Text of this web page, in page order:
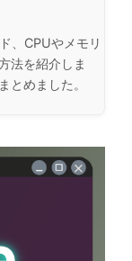
、CPUやメモリ
法を紹介しま
とめました。